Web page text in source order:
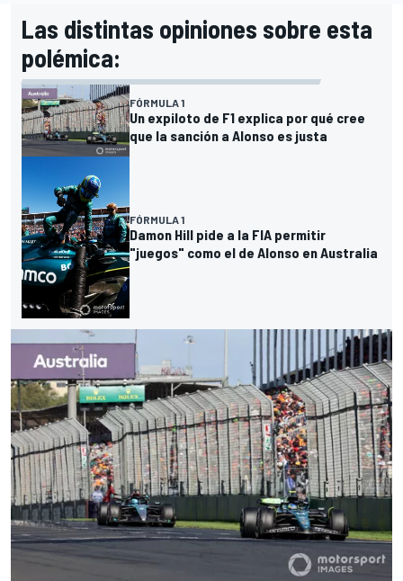
Las distintas opiniones sobre esta
polémica:
FÓRMULA 1
Un expiloto de F1 explica por qué cree
que la sanción a Alonso es justa
FÓRMULA 1
Damon Hill pide a la FIA permitir
"juegos" como el de Alonso en Australia